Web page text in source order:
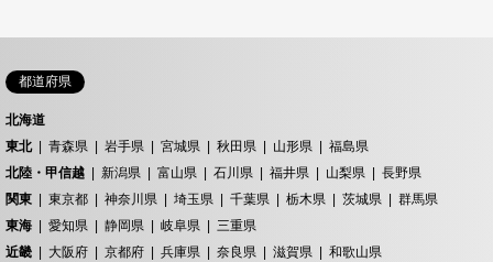
都道府県
北海道
東北
青森県 岩手県 宮城県 秋田県 山形県
福島県
北陸・甲信越
新潟県 富山県 石川県 福井県 山梨県
長野県
関東
東京都 神奈川県 埼玉県 千葉県 栃木県 茨城県
群馬県
東海
愛知県 静岡県 岐阜県
三重県
近畿
大阪府 京都府 兵庫県 奈良県 滋賀県
和歌山県